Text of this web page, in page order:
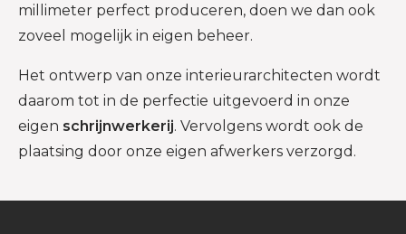
millimeter perfect produceren, doen we dan ook
zoveel mogelijk in eigen beheer.
Het ontwerp van onze interieurarchitecten wordt
daarom tot in de perfectie uitgevoerd in onze
eigen schrijnwerkerij. Vervolgens wordt ook de
plaatsing door onze eigen afwerkers verzorgd.